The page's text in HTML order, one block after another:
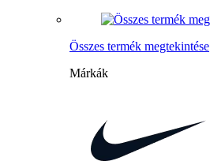
Összes termék megtekintése
Márkák